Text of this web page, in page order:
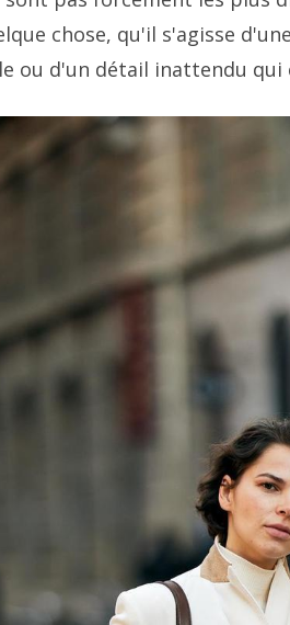
chose, qu'il s'agisse
ou d'un détail inattendu